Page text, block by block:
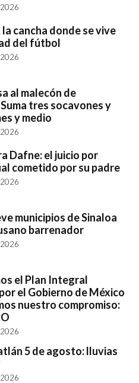
cancha donde se vive
del fútbol
al malecón de
tres socavones y
y medio
Dafne: el juicio por
cometido por su padre
municipios de Sinaloa
barrenador
el Plan Integral
el Gobierno de México
nuestro compromiso:
5 de agosto: lluvias